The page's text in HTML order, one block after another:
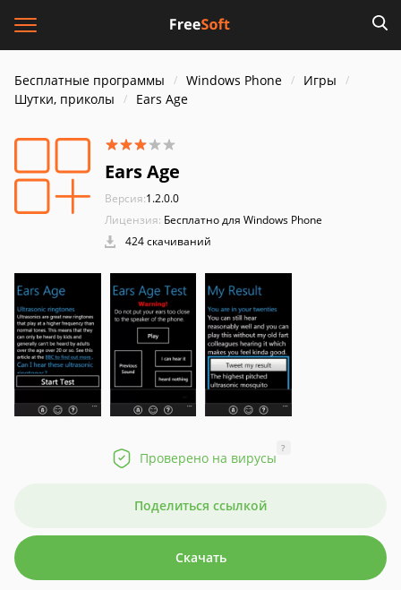
Бесплатные программы Windows Phone
Игры
Шутки, приколы
Ears Age
Ears Age
Версия:1.2.0.0
Лицензия: Бесплатно для Windows Phone
424 скачиваний
Проверено на вирусы
?
Поделиться ссылкой
Скачать